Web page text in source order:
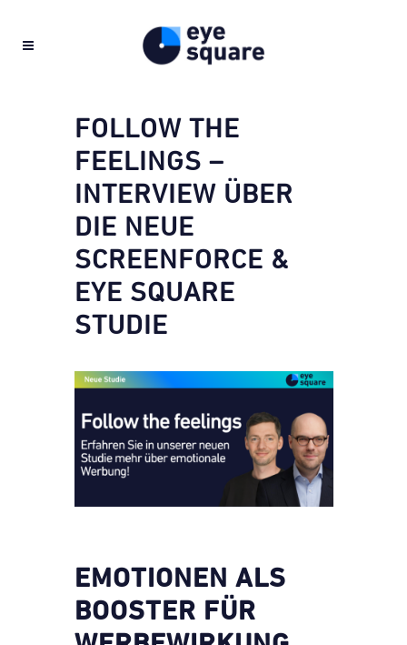
FOLLOW THE
FEELINGS –
INTERVIEW ÜBER
DIE NEUE
SCREENFORCE &
EYE SQUARE
STUDIE
EMOTIONEN ALS
BOOSTER FÜR